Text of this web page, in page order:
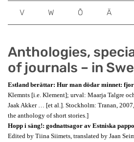
Anthologies,
of journals – in
Estland berättar: Hur man dödar minnet:
Klemnts [i.e. Klement]; urval: Maarja Talgre
Jaak Akker … [et al.]. Stockholm: Tranan,
the anthology of short stories.]
Hopp i säng!: godnattsagor av Estniska
Edited by Tiina Siimets, translated by Jaan
V W Õ Ä